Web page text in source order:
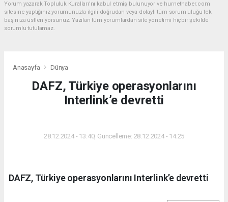
Yorum yazarak Topluluk Kuralları’nı kabul etmiş bulunuyor ve hurnethaber.com
sitesine yaptığınız yorumunuzla ilgili doğrudan veya dolaylı tüm sorumluluğu tek
başınıza üstleniyorsunuz. Yazılan tüm yorumlardan site yönetimi hiçbir şekilde
sorumlu tutulamaz.
Anasayfa Dünya
DAFZ, Türkiye operasyonlarını
Interlink’e devretti
28.12.2024 - 13:40, Güncelleme: 28.12.2024 - 14:25
DAFZ, Türkiye operasyonlarını Interlink’e devretti